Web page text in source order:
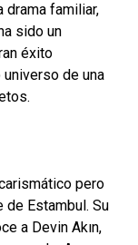
drama familiar,
sido un
éxito
de una
pero
Estambul. Su
a Devin Akın,